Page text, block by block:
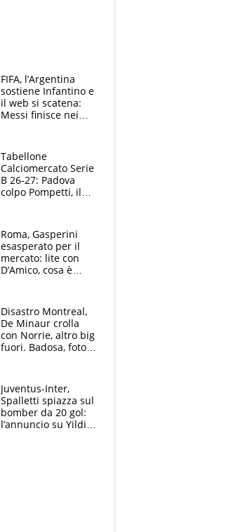
FIFA, l’Argentina
sostiene Infantino e
il web si scatena:
Messi finisce nei
polemiche
Tabellone
Calciomercato Serie
B 26-27: Padova
colpo Pompetti, il
Roma, Gasperini
esasperato per il
mercato: lite con
D’Amico, cosa è
Disastro Montreal,
De Minaur crolla
con Norrie, altro big
fuori. Badosa, foto
Juventus-Inter,
Spalletti spiazza sul
bomber da 20 gol:
l’annuncio su Yildiz